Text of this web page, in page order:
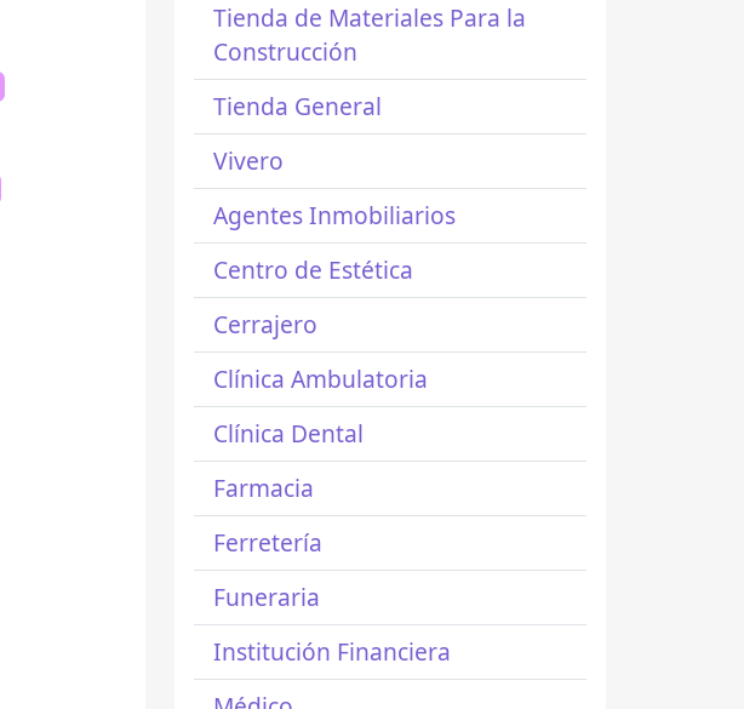
Tienda de Materiales Para la
Construcción
Tienda General
Vivero
Agentes Inmobiliarios
Centro de Estética
Cerrajero
Clínica Ambulatoria
Clínica Dental
Farmacia
Ferretería
Funeraria
Institución Financiera